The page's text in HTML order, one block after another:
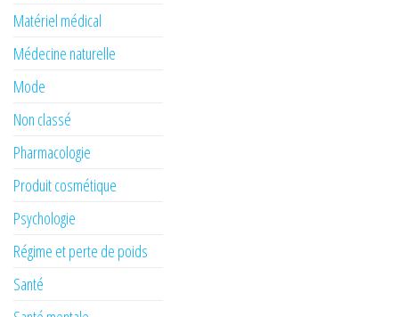
Matériel médical
Médecine naturelle
Mode
Non classé
Pharmacologie
Produit cosmétique
Psychologie
Régime et perte de poids
Santé